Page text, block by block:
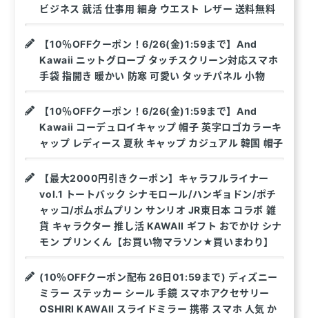
ビジネス 就活 仕事用 細身 ウエスト レザー 送料無料
【10％OFFクーポン！6/26(金)1:59まで】And
Kawaii ニットグローブ タッチスクリーン対応スマホ
手袋 指開き 暖かい 防寒 可愛い タッチパネル 小物
【10％OFFクーポン！6/26(金)1:59まで】And
Kawaii コーデュロイキャップ 帽子 英字ロゴカラーキ
ャップ レディース 夏秋 キャップ カジュアル 韓国 帽子
【最大2000円引きクーポン】キャラフルライナー
vol.1 トートバック シナモロール/ハンギョドン/ポチ
ャッコ/ポムポムプリン サンリオ JR東日本 コラボ 雑
貨 キャラクター 推し活 KAWAII ギフト おでかけ シナ
モン プリンくん【お買い物マラソン★買いまわり】
(10％OFFクーポン配布 26日01:59まで) ディズニー
ミラー ステッカー シール 手鏡 スマホアクセサリー
OSHIRI KAWAII スライドミラー 携帯 スマホ 人気 か